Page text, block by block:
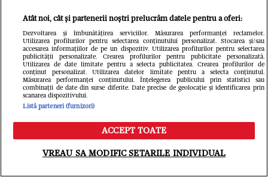
Mirabela Grădinaru, apariție
surprinzătoare la tribunal, flancată
de bodyguarzi. Ce s-a aflat despre
prezența ei la Curtea de Apel
Meniu Caută
Atât noi, cât și partenerii noștri prelucrăm datele pentru a oferi:
Dezvoltarea și îmbunătățirea serviciilor. Măsurarea performanței reclamelor.
Utilizarea profilurilor pentru selectarea conținutului personalizat. Stocarea și/sau
accesarea informațiilor de pe un dispozitiv. Utilizarea profilurilor pentru selectarea
publicității personalizate. Crearea profilurilor pentru publicitate personalizată.
Utilizarea de date limitate pentru a selecta publicitatea. Crearea profilurilor de
conținut personalizat. Utilizarea datelor limitate pentru a selecta conținutul.
Măsurarea performanței conținutului. Înțelegerea publicului prin statistici sau
combinații de date din surse diferite. Date precise de geolocație și identificarea prin
scanarea dispozitivului.
Listă parteneri (furnizori)
ACCEPT TOATE
VREAU SA MODIFIC SETARILE INDIVIDUAL